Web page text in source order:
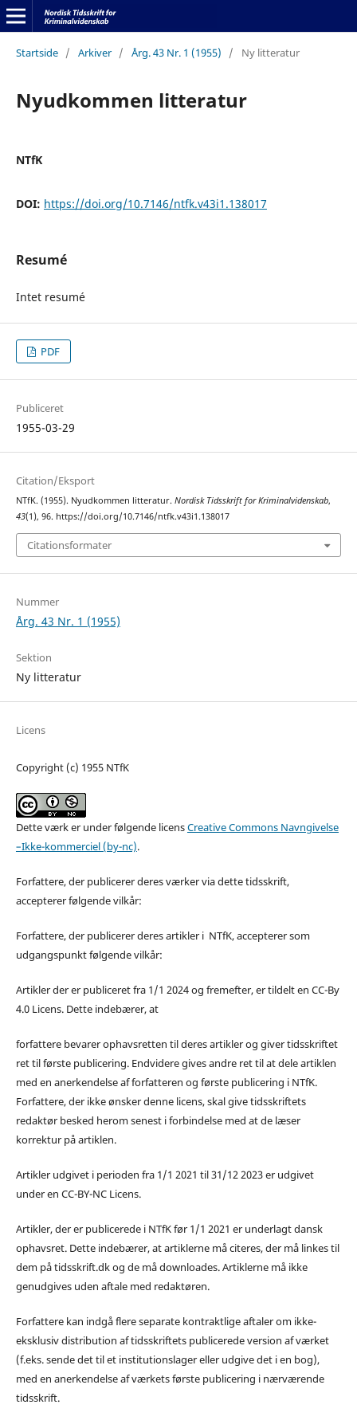
Startside / Arkiver / Årg. 43 Nr. 1 (1955) / Ny litteratur
Nyudkommen litteratur
NTfK
DOI: https://doi.org/10.7146/ntfk.v43i1.138017
Resumé
Intet resumé
PDF
Publiceret
1955-03-29
Citation/Eksport
NTfK. (1955). Nyudkommen litteratur. Nordisk Tidsskrift for Kriminalvidenskab,
43(1), 96. https://doi.org/10.7146/ntfk.v43i1.138017
Citationsformater
Nummer
Årg. 43 Nr. 1 (1955)
Sektion
Ny litteratur
Licens
Copyright (c) 1955 NTfK
Dette værk er under følgende licensCreative Commons Navngivelse
–Ikke-kommerciel (by-nc).
Forfattere, der publicerer deres værker via dette tidsskrift,
accepterer følgende vilkår:
Forfattere, der publicerer deres artikler i NTfK, accepterer som
udgangspunkt følgende vilkår:
Artikler der er publiceret fra 1/1 2024 og fremefter, er tildelt en CC-By
4.0 Licens. Dette indebærer, at
forfattere bevarer ophavsretten til deres artikler og giver tidsskriftet
ret til første publicering. Endvidere gives andre ret til at dele artiklen
med en anerkendelse af forfatteren og første publicering i NTfK.
Forfattere, der ikke ønsker denne licens, skal give tidsskriftets
redaktør besked herom senest i forbindelse med at de læser
korrektur på artiklen.
Artikler udgivet i perioden fra 1/1 2021 til 31/12 2023 er udgivet
under en CC-BY-NC Licens.
Artikler, der er publicerede i NTfK før 1/1 2021 er underlagt dansk
ophavsret. Dette indebærer, at artiklerne må citeres, der må linkes til
dem på tidsskrift.dk og de må downloades. Artiklerne må ikke
genudgives uden aftale med redaktøren.
Forfattere kan indgå flere separate kontraktlige aftaler om ikke-
eksklusiv distribution af tidsskriftets publicerede version af værket
(f.eks. sende det til et institutionslager eller udgive det i en bog),
med en anerkendelse af værkets første publicering i nærværende
tidsskrift.